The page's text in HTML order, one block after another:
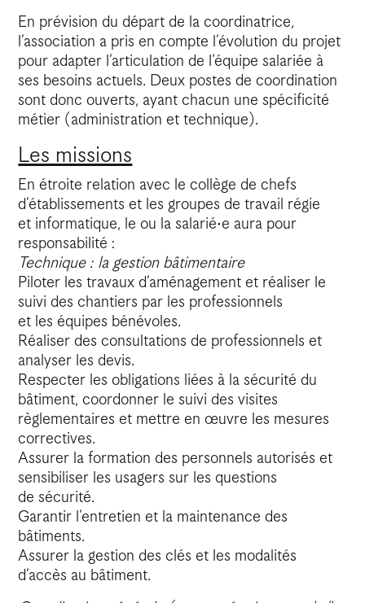
En prévision du départ de la coordinatrice,
l’association a pris en compte l’évolution du projet
pour adapter l’articulation de l’équipe salariée à
ses besoins actuels. Deux postes de coordination
sont donc ouverts, ayant chacun une spécificité
métier (administration et technique).
Les missions
En étroite relation avec le collège de chefs
d’établissements et les groupes de travail régie
et informatique, le ou la salarié·e aura pour
responsabilité :
Technique : la gestion bâtimentaire
Piloter les travaux d’aménagement et réaliser le
suivi des chantiers par les professionnels
et les équipes bénévoles.
Réaliser des consultations de professionnels et
analyser les devis.
Respecter les obligations liées à la sécurité du
bâtiment, coordonner le suivi des visites
règlementaires et mettre en œuvre les mesures
correctives.
Assurer la formation des personnels autorisés et
sensibiliser les usagers sur les questions
de sécurité.
Garantir l’entretien et la maintenance des
bâtiments.
Assurer la gestion des clés et les modalités
d’accès au bâtiment.